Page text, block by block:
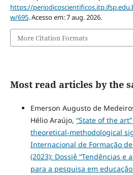
https://
w/695. Acesso em: 7 aug. 2026.
More Citation Formats
Most read articles by the
Emerson Augusto de
Hélio Araújo, “State of the
theoretical-methodological
Internacional de Formação
(2023): Dossiê “Tendências e
para a pesquisa em